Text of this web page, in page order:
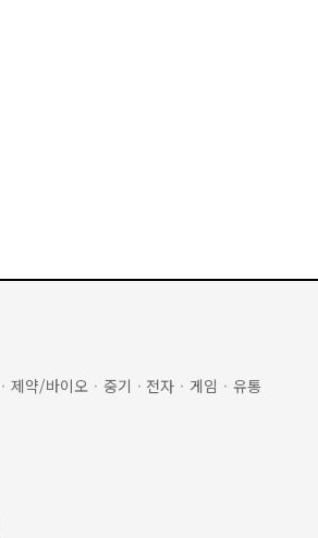
· 제약/바이오 · 중기 · 전자 · 게임 · 유통